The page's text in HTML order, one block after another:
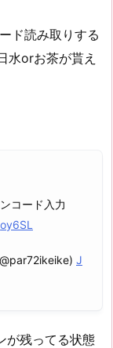
ド読み取りする
orお茶が貰え
コード入力
J
が残ってる状態